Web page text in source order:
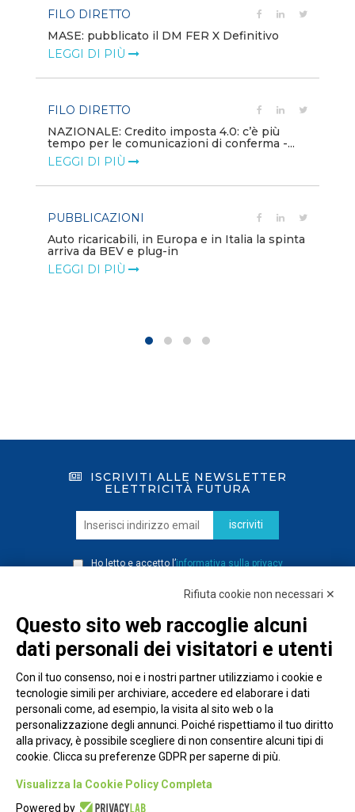
FILO DIRETTO
MASE: pubblicato il DM FER X Definitivo
LEGGI DI PIÙ
FILO DIRETTO
NAZIONALE: Credito imposta 4.0: c’è più
tempo per le comunicazioni di conferma -...
LEGGI DI PIÙ
PUBBLICAZIONI
Auto ricaricabili, in Europa e in Italia la spinta
arriva da BEV e plug-in
LEGGI DI PIÙ
ISCRIVITI ALLE NEWSLETTER
ELETTRICITÀ FUTURA
iscriviti
Ho letto e accetto l’informativa sulla privacy
Piazza Alessandria, 24 - 00198 Roma
Privacy Policy
Rifiuta cookie non necessari ✕
Questo sito web raccoglie alcuni
dati personali dei visitatori e utenti
Con il tuo consenso, noi e i nostri partner utilizziamo i cookie e
tecnologie simili per archiviare, accedere ed elaborare i dati
personali come, ad esempio, la visita al sito web o la
personalizzazione degli annunci. Poiché rispettiamo il tuo diritto
alla privacy, è possibile scegliere di non consentire alcuni tipi di
cookie. Clicca su preferenze GDPR per saperne di più.
Visualizza la Cookie Policy Completa
Powered by